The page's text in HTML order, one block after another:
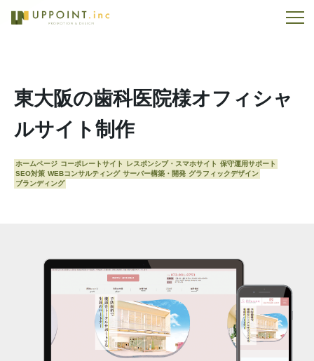
東大阪の歯科医院様オフィシャ
ルサイト制作
ホームページ コーポレートサイト レスポンシブ・スマホサイト 保守運用サポート
SEO対策 WEBコンサルティング サーバー構築・開発 グラフィックデザイン
ブランディング